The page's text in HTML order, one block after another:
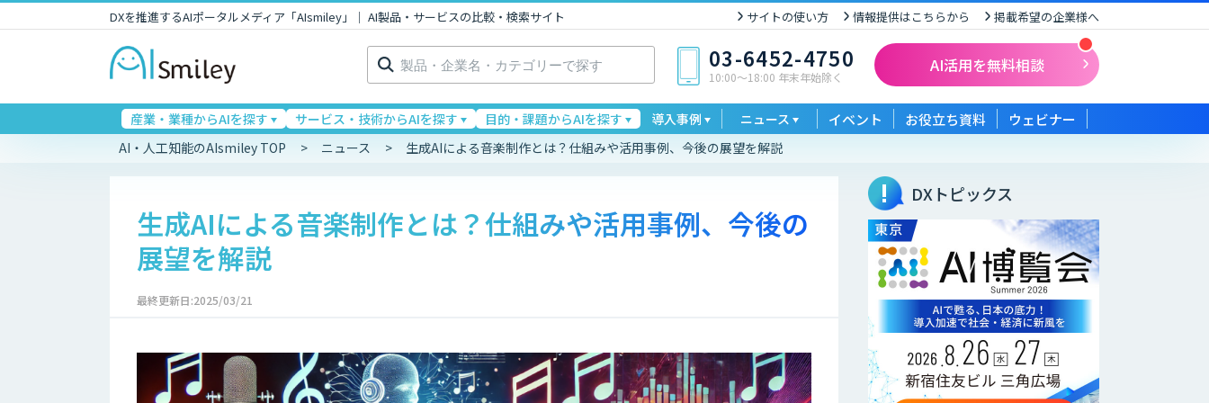
DXを推進するAIポータルメディア「AIsmiley」｜ AI製品・サービスの比較・検索サイト サイトの使い方 情報提供はこちらから 掲載希望の企業様へ
検
索: 03-6452-4750
10:00〜18:00 年末年始除く
AI活用を無料相談
産業・業種からAIを探す サービス・技術からAIを探す 目的・課題からAIを探す 導入事例 ニュース イベント お役立ち資料 ウェビナー
AI・人工知能のAIsmiley TOP ニュース 生成AIによる音楽制作とは？仕組みや活用事例、今後の展望を解説
生成AIによる音楽制作とは？仕組みや活用事例、今後の
展望を解説
最終更新日:2025/03/21
DXトピックス